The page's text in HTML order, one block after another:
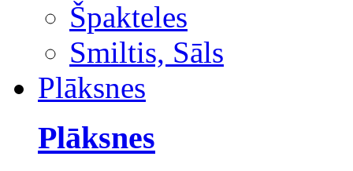
Špakteles
Smiltis, Sāls
Plāksnes
Plāksnes